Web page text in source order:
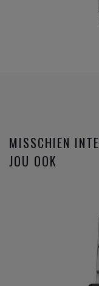
MISSCHIEN
JOU OOK